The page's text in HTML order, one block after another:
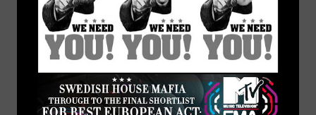
periodo, proprio come la mia (ufficio stampa giornalista
fancazzista)